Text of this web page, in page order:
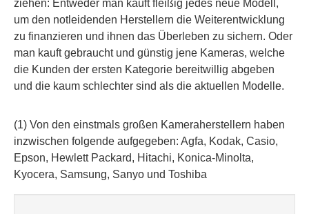
ziehen: Entweder man kauft fleißig jedes neue Modell,
um den notleidenden Herstellern die Weiterentwicklung
zu finanzieren und ihnen das Überleben zu sichern. Oder
man kauft gebraucht und günstig jene Kameras, welche
die Kunden der ersten Kategorie bereitwillig abgeben
und die kaum schlechter sind als die aktuellen Modelle.
(1) Von den einstmals großen Kameraherstellern haben
inzwischen folgende aufgegeben: Agfa, Kodak, Casio,
Epson, Hewlett Packard, Hitachi, Konica-Minolta,
Kyocera, Samsung, Sanyo und Toshiba